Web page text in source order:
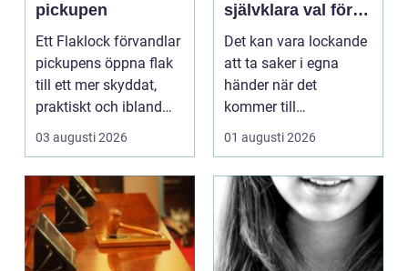
pickupen
Ett Flaklock förvandlar
pickupens öppna flak
till ett mer skyddat,
praktiskt och ibland
också mer br...
03 augusti 2026
självklara val för
säker elinstallation
Det kan vara lockande
att ta saker i egna
händer när det
kommer till
hemförbättr...
01 augusti 2026